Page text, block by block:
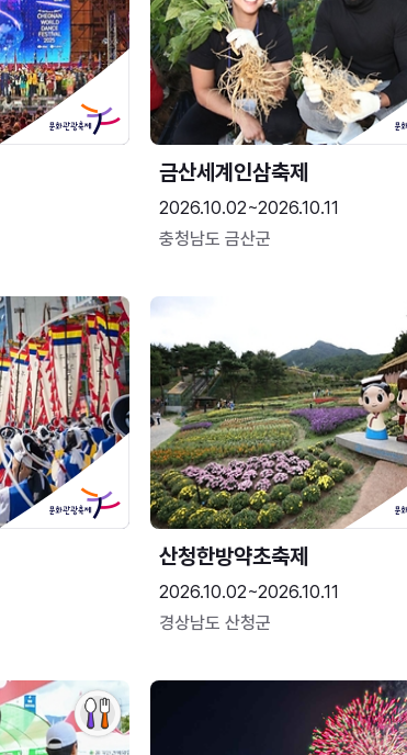
금산세계인삼축제
2026.10.02~2026.10.11
충청남도 금산군
산청한방약초축제
2026.10.02~2026.10.11
경상남도 산청군